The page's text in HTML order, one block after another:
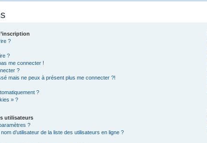
?
?
me connecter !
?
mais ne peux à présent plus me connecter ?!
?
» ?
utilisateurs
?
d’utilisateur de la liste des utilisateurs en ligne ?